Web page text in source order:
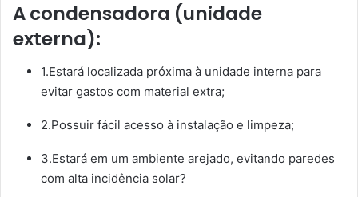
A condensadora (unidade
externa):
1.Estará localizada próxima à unidade interna para
evitar gastos com material extra;
2.Possuir fácil acesso à instalação e limpeza;
3.Estará em um ambiente arejado, evitando paredes
com alta incidência solar?